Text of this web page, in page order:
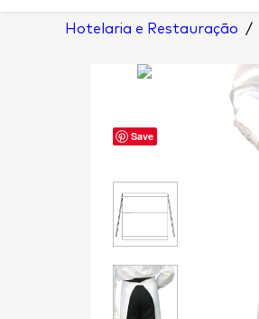
Hotelaria e Restauração /
Save